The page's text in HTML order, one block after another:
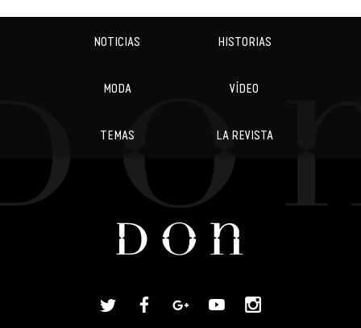
NOTICIAS HISTORIAS
MODA VÍDEO
TEMAS LA REVISTA